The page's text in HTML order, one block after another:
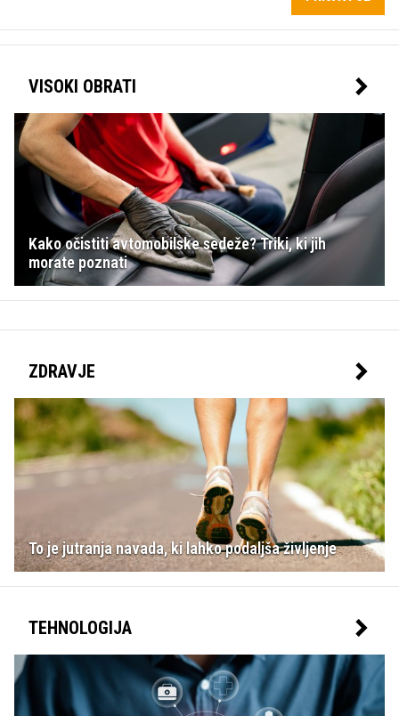
VISOKI OBRATI
Kako očistiti avtomobilske sedeže? Triki, ki jih
morate poznati
ZDRAVJE
To je jutranja navada, ki lahko podaljša življenje
TEHNOLOGIJA